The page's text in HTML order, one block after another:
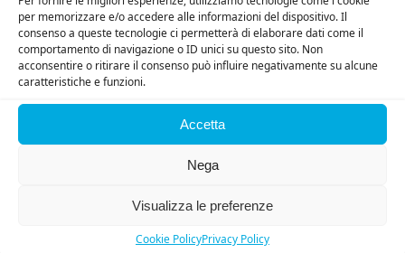
per memorizzare e/o accedere alle informazioni del dispositivo. Il
consenso a queste tecnologie ci permetterà di elaborare dati come il
comportamento di navigazione o ID unici su questo sito. Non
acconsentire o ritirare il consenso può influire negativamente su alcune
caratteristiche e funzioni.
Accetta
Nega
Visualizza le preferenze
Cookie PolicyPrivacy Policy
da ipersensibilita’. Patologie dell’apparato gastrointestinale.
Frequenza non comune: nausea, vomito, diarrea e do lore ai
quadranti superiori dell’addome.
Gravidanza e allattamento
Non sono stati condotti studi volti ad indagare gli effetti sulla
fertilita’ umana. Basandosi sull’esperienza preclinica non vi sono
indicazioni di possibili effetti sulla fertilita’ a seguito dell’uso
nelle donne ingravidanza. Studi sugli animali non indicano
riproduttiva. Come misura prec auzionale, e’ preferibile evitare